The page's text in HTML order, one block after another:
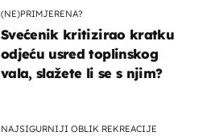
(NE)PRIMJERENA?
Svećenik kritizirao kratku
odjeću usred toplinskog
vala, slažete li se s njim?
NAJSIGURNIJI OBLIK REKREACIJE